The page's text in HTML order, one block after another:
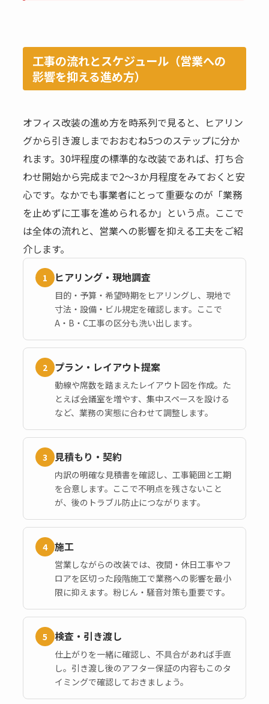
工事の流れとスケジュール（営業への
影響を抑える進め方）
オフィス改装の進め方を時系列で見ると、ヒアリン
グから引き渡しまでおおむね5つのステップに分か
れます。30坪程度の標準的な改装であれば、打ち合
わせ開始から完成まで2〜3か月程度をみておくと安
心です。なかでも事業者にとって重要なのが「業務
を止めずに工事を進められるか」という点。ここで
は全体の流れと、営業への影響を抑える工夫をご紹
介します。
1 ヒアリング・現地調査
目的・予算・希望時期をヒアリングし、現地で
寸法・設備・ビル規定を確認します。ここで
A・B・C工事の区分も洗い出します。
2 プラン・レイアウト提案
動線や席数を踏まえたレイアウト図を作成。た
とえば会議室を増やす、集中スペースを設ける
など、業務の実態に合わせて調整します。
3 見積もり・契約
内訳の明確な見積書を確認し、工事範囲と工期
を合意します。ここで不明点を残さないこと
が、後のトラブル防止につながります。
4 施工
営業しながらの改装では、夜間・休日工事やフ
ロアを区切った段階施工で業務への影響を最小
限に抑えます。粉じん・騒音対策も重要です。
5 検査・引き渡し
仕上がりを一緒に確認し、不具合があれば手直
し。引き渡し後のアフター保証の内容もこのタ
イミングで確認しておきましょう。